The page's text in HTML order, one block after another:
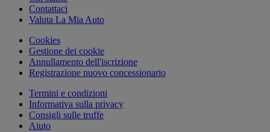
Contattaci
Valuta La Mia Auto
Cookies
Gestione dei cookie
Annullamento dell'iscrizione
Registrazione nuovo concessionario
Termini e condizioni
Informativa sulla privacy
Consigli sulle truffe
Aiuto